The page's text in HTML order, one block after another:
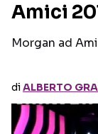
RECENSIONI
INTERVISTE
Amici
Morgan ad
diALBERTO